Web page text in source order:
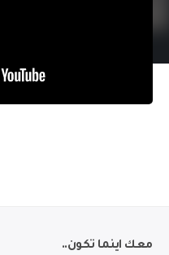
معك اينما تكون..